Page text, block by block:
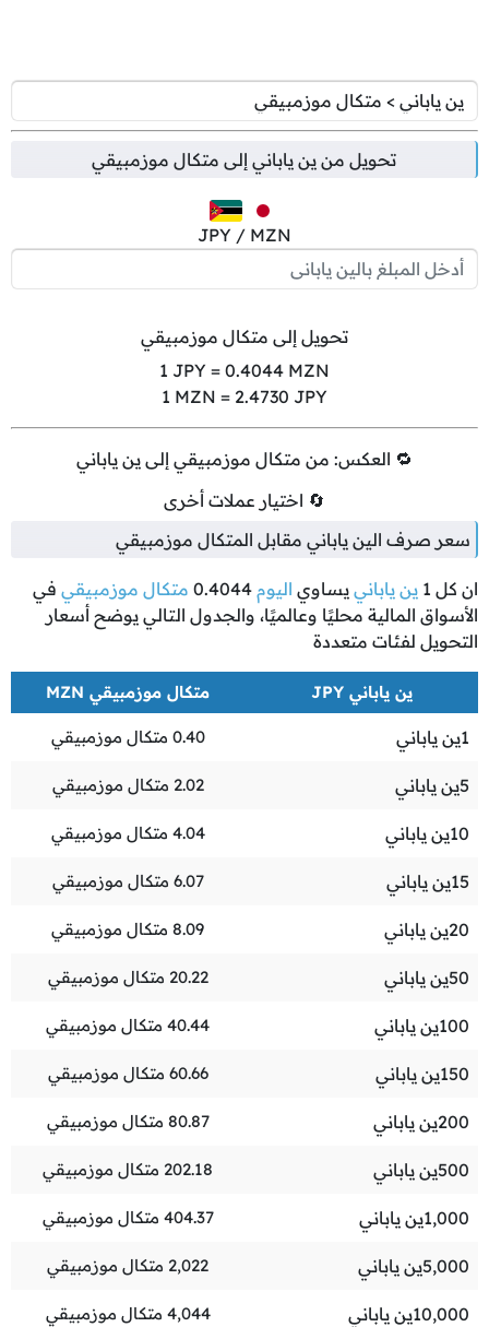
تحويل منين ياباني إلى متكال موزمبيقي
JPY / MZN
تحويل إلى متكال موزمبيقي
1 JPY = 0.4044 MZN
1 MZN = 2.4730 JPY
🔁 العكس: من متكال موزمبيقي إلى ين ياباني
🔄 اختيار عملات أخرى
سعر صرف الين ياباني مقابل المتكال موزمبيقي
ان كل 1 ين ياباني يساوي اليوم 0.4044 متكال موزمبيقي في
الأسواق المالية محليًا وعالميًا، والجدول التالي يوضح أسعار
التحويل لفئات متعددة
ين ياباني JPY متكال موزمبيقي MZN
1ين ياباني 0.40 متكال موزمبيقي
5ين ياباني 2.02 متكال موزمبيقي
10ين ياباني 4.04 متكال موزمبيقي
15ين ياباني 6.07 متكال موزمبيقي
20ين ياباني 8.09 متكال موزمبيقي
50ين ياباني 20.22 متكال موزمبيقي
100ين ياباني 40.44 متكال موزمبيقي
150ين ياباني 60.66 متكال موزمبيقي
200ين ياباني 80.87 متكال موزمبيقي
500ين ياباني 202.18 متكال موزمبيقي
1,000ين ياباني 404.37 متكال موزمبيقي
5,000ين ياباني 2,022 متكال موزمبيقي
10,000ين ياباني 4,044 متكال موزمبيقي